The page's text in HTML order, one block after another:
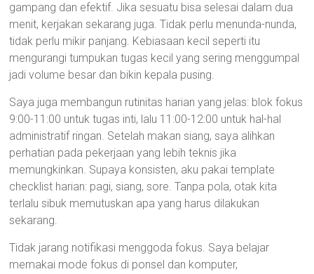
gampang dan efektif. Jika sesuatu bisa selesai dalam dua
menit, kerjakan sekarang juga. Tidak perlu menunda-nunda,
tidak perlu mikir panjang. Kebiasaan kecil seperti itu
mengurangi tumpukan tugas kecil yang sering menggumpal
jadi volume besar dan bikin kepala pusing.
Saya juga membangun rutinitas harian yang jelas: blok fokus
9:00-11:00 untuk tugas inti, lalu 11:00-12:00 untuk hal-hal
administratif ringan. Setelah makan siang, saya alihkan
perhatian pada pekerjaan yang lebih teknis jika
memungkinkan. Supaya konsisten, aku pakai template
checklist harian: pagi, siang, sore. Tanpa pola, otak kita
terlalu sibuk memutuskan apa yang harus dilakukan
sekarang.
Tidak jarang notifikasi menggoda fokus. Saya belajar
memakai mode fokus di ponsel dan komputer,